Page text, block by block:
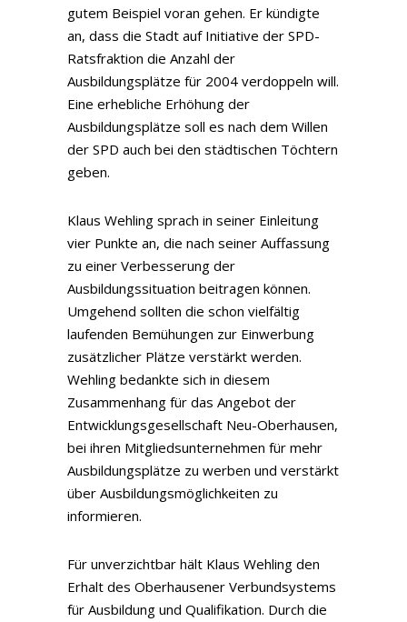
gutem Beispiel voran gehen. Er kündigte
an, dass die Stadt auf Initiative der SPD-
Ratsfraktion die Anzahl der
Ausbildungsplätze für 2004 verdoppeln will.
Eine erhebliche Erhöhung der
Ausbildungsplätze soll es nach dem Willen
der SPD auch bei den städtischen Töchtern
geben.
Klaus Wehling sprach in seiner Einleitung
vier Punkte an, die nach seiner Auffassung
zu einer Verbesserung der
Ausbildungssituation beitragen können.
Umgehend sollten die schon vielfältig
laufenden Bemühungen zur Einwerbung
zusätzlicher Plätze verstärkt werden.
Wehling bedankte sich in diesem
Zusammenhang für das Angebot der
Entwicklungsgesellschaft Neu-Oberhausen,
bei ihren Mitgliedsunternehmen für mehr
Ausbildungsplätze zu werben und verstärkt
über Ausbildungsmöglichkeiten zu
informieren.
Für unverzichtbar hält Klaus Wehling den
Erhalt des Oberhausener Verbundsystems
für Ausbildung und Qualifikation. Durch die